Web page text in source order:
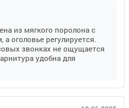
из мягкого поролона с
оголовье регулируется.
звонках не ощущается
удобна для